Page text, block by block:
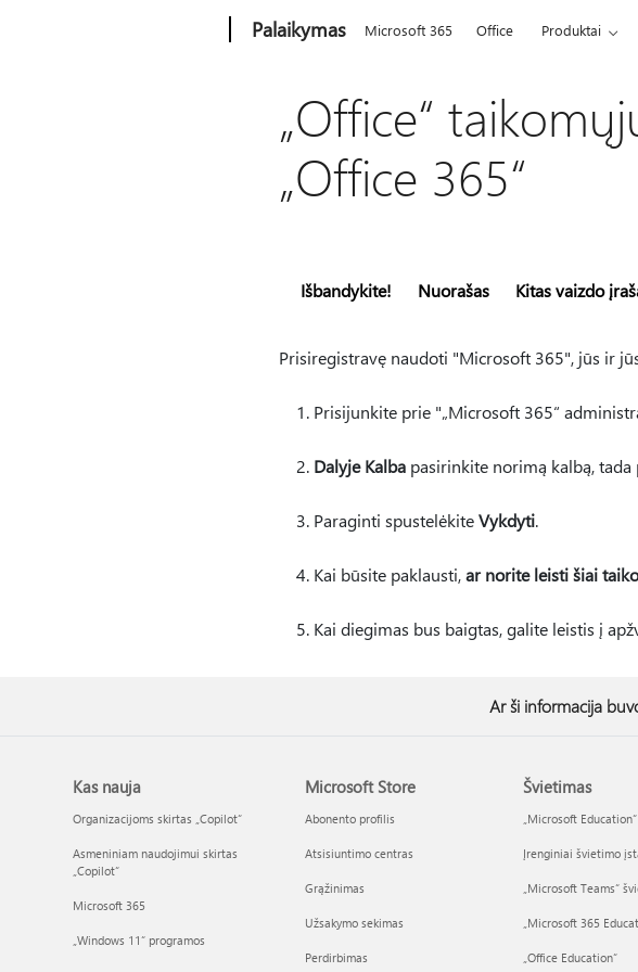
Palaikymas Microsoft 365 Office Produktai
„Office“
„Office 365“
Išbandykite! Nuorašas Kitas vaizdo
Prisiregistravę naudoti "Microsoft 365", jūs ir
Prisijunkite prie "„Microsoft 365“
Dalyje Kalbapasirinkite norimą kalbą, tada
Paraginti spustelėkiteVykdyti.
Kai būsite paklausti,ar norite leisti šiai
Kai diegimas bus baigtas, galite leistis į
Ar ši informacija
Kas nauja
Organizacijoms skirtas „Copilot“
Asmeniniam naudojimui skirtas
„Copilot“
Microsoft 365
„Windows 11“ programos
Microsoft Store
Abonento profilis
Atsisiuntimo centras
Grąžinimas
Užsakymo sekimas
Perdirbimas
Švietimas
„Microsoft Education“
Įrenginiai švietimo
„Microsoft Teams“
„Microsoft 365
„Office Education“